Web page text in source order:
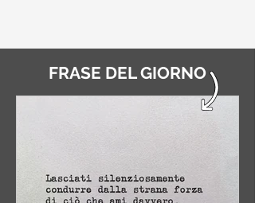
FRASE DEL GIORNO